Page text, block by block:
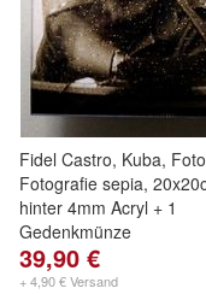
Fidel Castro, Kuba,
Fotografie sepia,
hinter 4mm Acryl + 1
Gedenkmünze
39,90 €
+ 4,90 € Versand